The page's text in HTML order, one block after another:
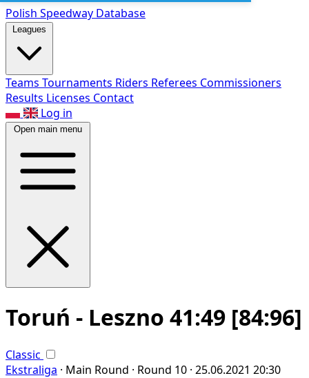
Polish Speedway Database
Leagues
Teams Tournaments Riders Referees Commissioners
Results Licenses Contact
Log in
Open main menu
Toruń - Leszno 41:49 [84:96]
Classic
Ekstraliga · Main Round · Round 10 · 25.06.2021 20:30